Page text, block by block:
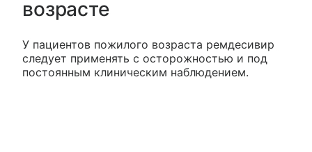
возрасте
У пациентов пожилого возраста ремдесивир
следует применять с осторожностью и под
постоянным клиническим наблюдением.